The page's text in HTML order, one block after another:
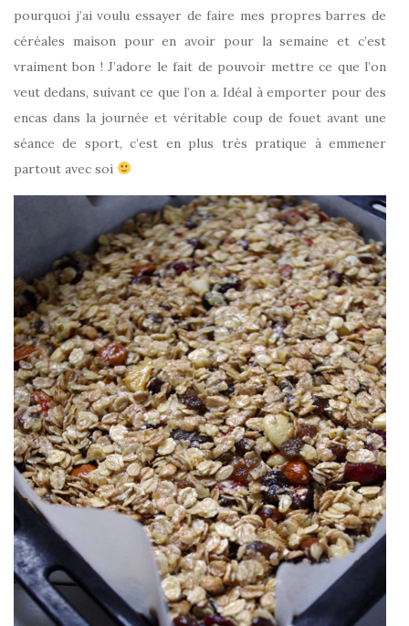
pourquoi j’ai voulu essayer de faire mes propres barres de
céréales maison pour en avoir pour la semaine et c’est
vraiment bon ! J’adore le fait de pouvoir mettre ce que l’on
veut dedans, suivant ce que l’on a. Idéal à emporter pour des
encas dans la journée et véritable coup de fouet avant une
séance de sport, c’est en plus très pratique à emmener
partout avec soi